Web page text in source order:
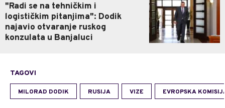
"Radi se na tehničkim i
logističkim pitanjima": Dodik
najavio otvaranje ruskog
konzulata u Banjaluci
TAGOVI
MILORAD DODIK RUSIJA VIZE EVROPSKA